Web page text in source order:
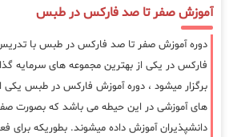
آموزش صفر تا صد فارکس در طبس
دوره آموزش صفر تا صد فارکس در طبس با تدریس
فارکس در یکی از بهترین مجموعه های سرمایه
برگزار میشود ، دوره آموزش فارکس در طبس یکی
های آموزشی در این حیطه می باشد که بصورت
دانشپذیران آموزش داده میشوند. بطوریکه برای